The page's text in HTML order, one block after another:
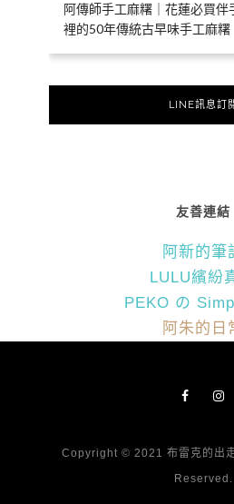
阿傳師手工麻糬｜花蓮必買伴
裡的50年傳統古早味手工麻糬
LINE訊息訂
友善連結
阿新的筆
LULU繽紛
PEKO の
阿朱的日
Copyright © 2021 布雷克的出
Reserved.